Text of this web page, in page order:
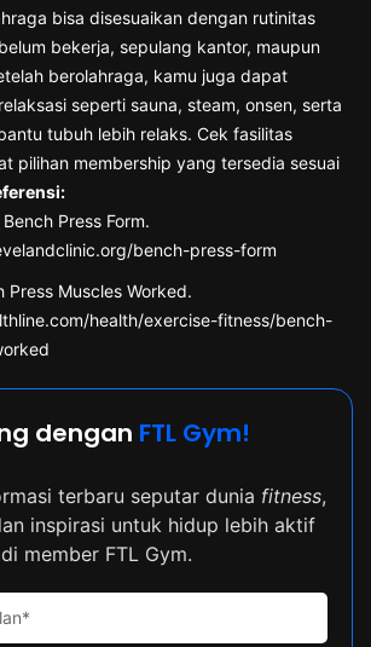
bisa disesuaikan dengan rutinitas
bekerja, sepulang kantor, maupun
berolahraga, kamu juga dapat
seperti sauna, steam, onsen, serta
tubuh lebih relaks. Cek fasilitas
pilihan membership yang tersedia sesuai
Press Form.
bench-press-form
Press Muscles Worked.
health/exercise-fitness/bench-
dengan FTL Gym!
terbaru seputar dunia fitness,
inspirasi untuk hidup lebih aktif
member FTL Gym.